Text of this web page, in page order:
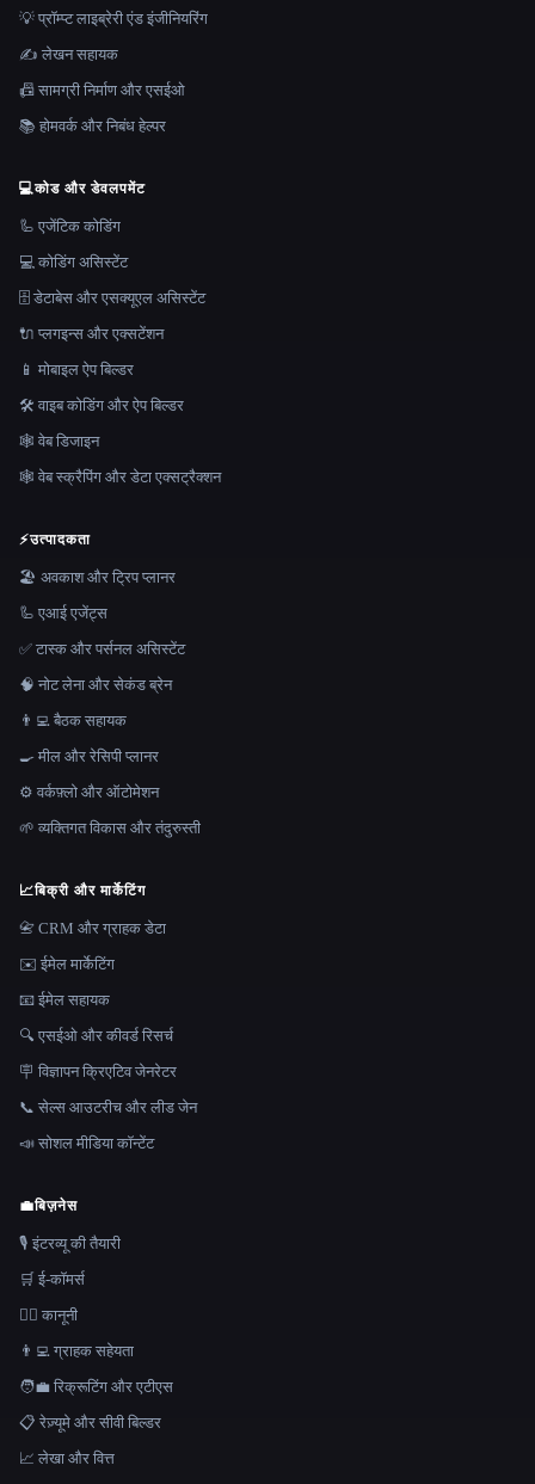
💡 प्रॉम्प्ट लाइब्रेरी एंड इंजीनियरिंग
✍️ लेखन सहायक
📠 सामग्री निर्माण और एसईओ
📚 होमवर्क और निबंध हेल्पर
💻कोड और डेवलपमेंट
🦾 एजेंटिक कोडिंग
💻 कोडिंग असिस्टेंट
🗄️ डेटाबेस और एसक्यूएल असिस्टेंट
🔌 प्लगइन्स और एक्सटेंशन
📱 मोबाइल ऐप बिल्डर
🛠️ वाइब कोडिंग और ऐप बिल्डर
🕸 वेब डिजाइन
🕸️ वेब स्क्रैपिंग और डेटा एक्सट्रैक्शन
⚡उत्पादकता
🏖 अवकाश और ट्रिप प्लानर
🦾 एआई एजेंट्स
✅ टास्क और पर्सनल असिस्टेंट
🧠 नोट लेना और सेकंड ब्रेन
👨‍💻 बैठक सहायक
🍳 मील और रेसिपी प्लानर
⚙️ वर्कफ़्लो और ऑटोमेशन
🌱 व्यक्तिगत विकास और तंदुरुस्ती
📈बिक्री और मार्केटिंग
📇 CRM और ग्राहक डेटा
✉️ ईमेल मार्केटिंग
📧 ईमेल सहायक
🔍 एसईओ और कीवर्ड रिसर्च
🪧 विज्ञापन क्रिएटिव जेनरेटर
📞 सेल्स आउटरीच और लीड जेन
📣 सोशल मीडिया कॉन्टेंट
💼बिज़नेस
🎙️ इंटरव्यू की तैयारी
🛒 ई-कॉमर्स
👩‍⚖️ कानूनी
👨‍💻 ग्राहक सहेयता
🧑‍💼 रिक्रूटिंग और एटीएस
📋 रेज़्यूमे और सीवी बिल्डर
📈 लेखा और वित्त